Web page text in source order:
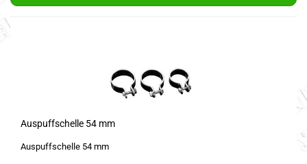
Auspuffschelle 54 mm
Auspuffschelle 54 mm